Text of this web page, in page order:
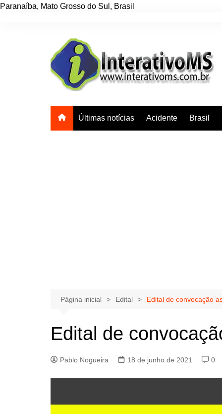
Paranaíba, Mato Grosso do Sul , Brasil
Últimas notícias Acidente Brasil
Página inicial Edital Edital de convocação
Edital de
Pablo Nogueira 18 de junho de 2021 0